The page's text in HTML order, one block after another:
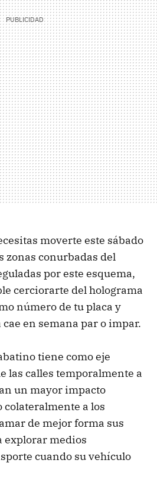
moverte este sábado
zonas conurbadas del
por este esquema,
cerciorarte del holograma
número de tu placa y
en semana par o impar.
tiene como eje
las calles temporalmente a
un mayor impacto
a los
de mejor forma sus
explorar medios
cuando su vehículo